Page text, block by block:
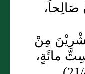
مِنْ
مائَةٍ،